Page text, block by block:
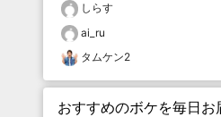
しらす
ai_ru
タムケン2
おすすめのボケを毎日お